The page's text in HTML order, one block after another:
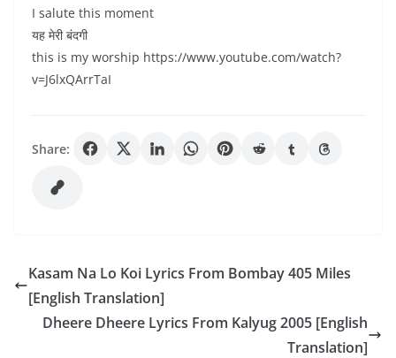
I salute this moment
यह मेरी बंदगी
this is my worship https://www.youtube.com/watch?
v=J6lxQArrTaI
Share:
Kasam Na Lo Koi Lyrics From Bombay 405 Miles
[English Translation]
Dheere Dheere Lyrics From Kalyug 2005 [English
Translation]